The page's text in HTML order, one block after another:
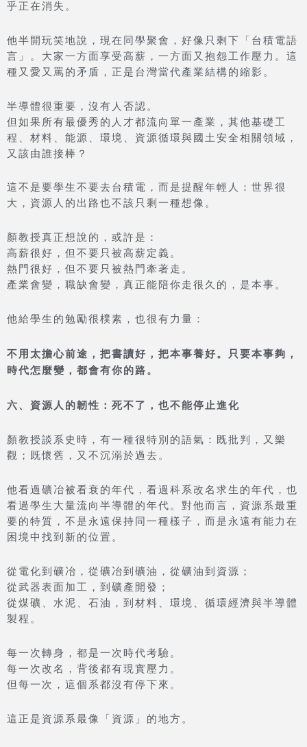
乎正在消失。
他半開玩笑地說，現在同學聚會，好像只剩下「台積電語
言」。大家一方面享受高薪，一方面又抱怨工作壓力。這
種又愛又罵的矛盾，正是台灣當代產業結構的縮影。
半導體很重要，沒有人否認。
但如果所有最優秀的人才都流向單一產業，其他基礎工
程、材料、能源、環境、資源循環與國土安全相關領域，
又該由誰接棒？
這不是要學生不要去台積電，而是提醒年輕人：世界很
大，資源人的出路也不該只剩一種想像。
顏教授真正想說的，或許是：
高薪很好，但不要只被高薪定義。
熱門很好，但不要只被熱門牽著走。
產業會變，職缺會變，真正能陪你走很久的，是本事。
他給學生的勉勵很樸素，也很有力量：
不用太擔心前途，把書讀好，把本事養好。只要本事夠，
時代怎麼變，都會有你的路。
六、資源人的韌性：死不了，也不能停止進化
顏教授談系史時，有一種很特別的語氣：既批判，又樂
觀；既懷舊，又不沉溺於過去。
他看過礦冶被看衰的年代，看過科系改名求生的年代，也
看過學生大量流向半導體的年代。對他而言，資源系最重
要的特質，不是永遠保持同一種樣子，而是永遠有能力在
困境中找到新的位置。
從電化到礦冶，從礦冶到礦油，從礦油到資源；
從武器表面加工，到礦產開發；
從煤礦、水泥、石油，到材料、環境、循環經濟與半導體
製程。
每一次轉身，都是一次時代考驗。
每一次改名，背後都有現實壓力。
但每一次，這個系都沒有停下來。
這正是資源系最像「資源」的地方。